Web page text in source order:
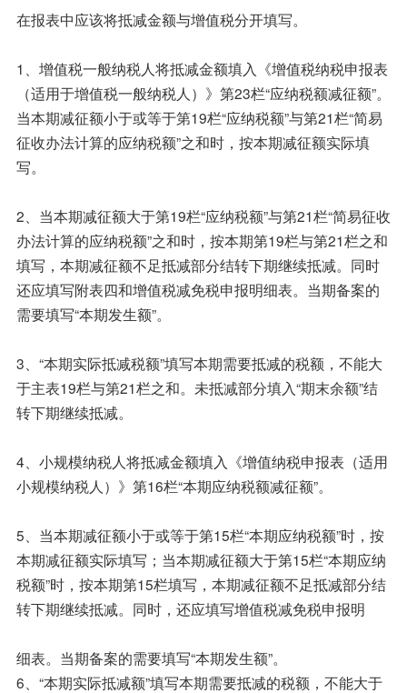
在报表中应该将抵减金额与增值税分开填写。
1、增值税一般纳税人将抵减金额填入《增值税纳税申报表
（适用于增值税一般纳税人）》第23栏“应纳税额减征额”。
当本期减征额小于或等于第19栏“应纳税额”与第21栏“简易
征收办法计算的应纳税额”之和时，按本期减征额实际填
写。
2、当本期减征额大于第19栏“应纳税额”与第21栏“简易征收
办法计算的应纳税额”之和时，按本期第19栏与第21栏之和
填写，本期减征额不足抵减部分结转下期继续抵减。同时
还应填写附表四和增值税减免税申报明细表。当期备案的
需要填写“本期发生额”。
3、“本期实际抵减税额”填写本期需要抵减的税额，不能大
于主表19栏与第21栏之和。未抵减部分填入“期末余额”结
转下期继续抵减。
4、小规模纳税人将抵减金额填入《增值纳税申报表（适用
小规模纳税人）》第16栏“本期应纳税额减征额”。
5、当本期减征额小于或等于第15栏“本期应纳税额”时，按
本期减征额实际填写；当本期减征额大于第15栏“本期应纳
税额”时，按本期第15栏填写，本期减征额不足抵减部分结
转下期继续抵减。同时，还应填写增值税减免税申报明
细表。当期备案的需要填写“本期发生额”。
6、“本期实际抵减额”填写本期需要抵减的税额，不能大于